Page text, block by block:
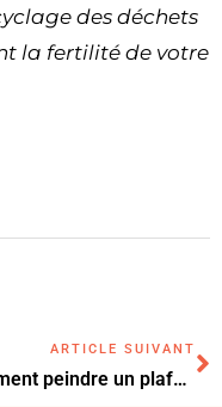
des déchets
la fertilité de votre
ARTICLE SUIVANT
Comment peindre un plafond : voici nos conseils